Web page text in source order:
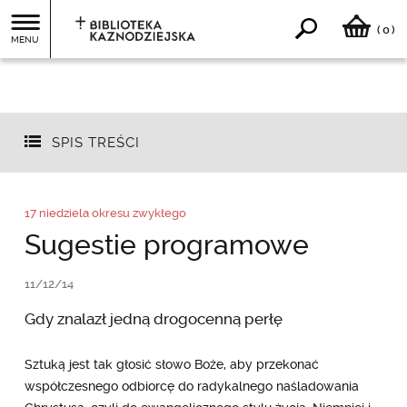
MENU
( 0)
SPIS TREŚCI
17 niedziela okresu zwykłego
Sugestie programowe
11/12/14
Gdy znalazł jedną drogocenną perłę
Sztuką jest tak głosić słowo Boże, aby przekonać
współczesnego odbiorcę do radykalnego naśladowania